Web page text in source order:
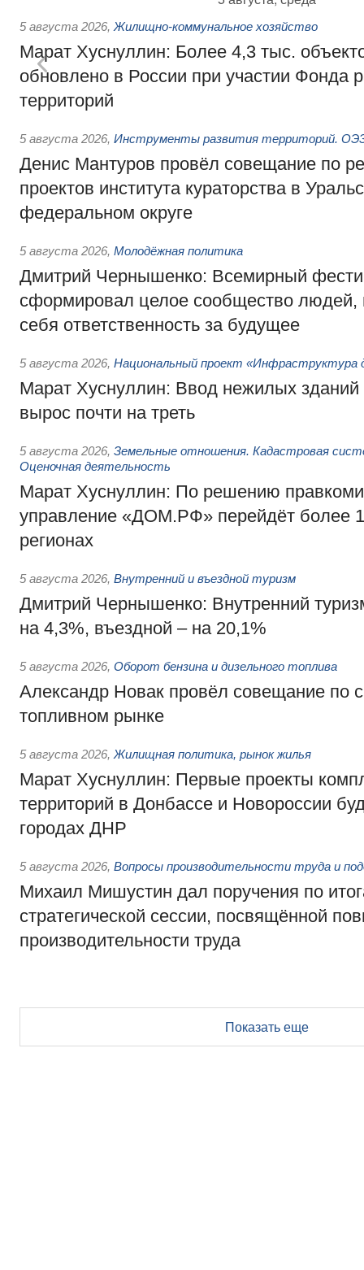
5 августа 2026, Жилищно-коммунальное хозяйство
Марат Хуснуллин: Более 4,3 тыс.
обновлено в России при участии Фонда
территорий
5 августа 2026, Инструменты развития территорий.
Денис Мантуров провёл совещание по
проектов института кураторства в
федеральном округе
5 августа 2026, Молодёжная политика
Дмитрий Чернышенко: Всемирный
сформировал целое сообщество людей,
себя ответственность за будущее
5 августа 2026, Национальный проект «Инфраструктура
Марат Хуснуллин: Ввод нежилых зданий
вырос почти на треть
5 августа 2026, Земельные отношения. Кадастровая
Оценочная деятельность
Марат Хуснуллин: По решению
управление «ДОМ.РФ» перейдёт более
регионах
5 августа 2026, Внутренний и въездной туризм
Дмитрий Чернышенко: Внутренний
на 4,3%, въездной – на 20,1%
5 августа 2026, Оборот бензина и дизельного топлива
Александр Новак провёл совещание по
топливном рынке
5 августа 2026, Жилищная политика, рынок жилья
Марат Хуснуллин: Первые проекты
территорий в Донбассе и Новороссии
городах ДНР
5 августа 2026, Вопросы производительности труда и
Михаил Мишустин дал поручения по
стратегической сессии, посвящённой
производительности труда
Показать еще